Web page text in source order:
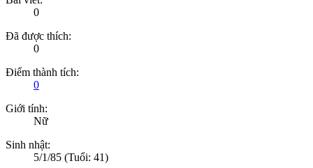
0
Đã được thích:
0
Điểm thành tích:
0
Giới tính:
Nữ
Sinh nhật:
5/1/85 (Tuổi: 41)